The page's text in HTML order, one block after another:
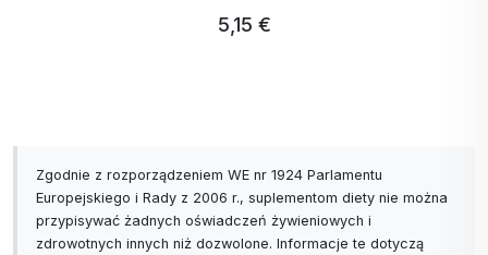
Zgodnie z rozporządzeniem WE nr 1924 Parlamentu
Europejskiego i Rady z 2006 r., suplementom diety nie można
przypisywać żadnych oświadczeń żywieniowych i
zdrowotnych innych niż dozwolone. Informacje te dotyczą